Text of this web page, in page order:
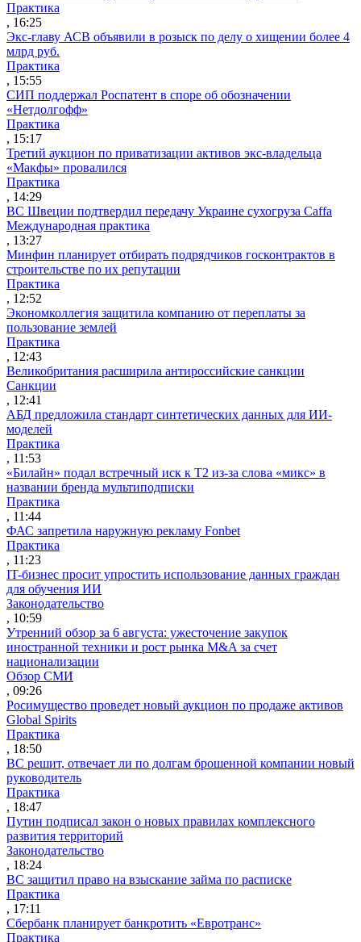
Практика
, 16:25
Экс-главу АСВ объявили в розыск по делу о хищении более 4
млрд руб.
Практика
, 15:55
СИП поддержал Роспатент в споре об обозначении
«Нетдолгофф»
Практика
, 15:17
Третий аукцион по приватизации активов экс-владельца
«Макфы» провалился
Практика
, 14:29
ВС Швеции подтвердил передачу Украине сухогруза Caffa
Международная практика
, 13:27
Минфин планирует отбирать подрядчиков госконтрактов в
строительстве по их репутации
Практика
, 12:52
Экономколлегия защитила компанию от переплаты за
пользование землей
Практика
, 12:43
Великобритания расширила антироссийские санкции
Санкции
, 12:41
АБД предложила стандарт синтетических данных для ИИ-
моделей
Практика
, 11:53
«Билайн» подал встречный иск к Т2 из-за слова «микс» в
названии бренда мультиподписки
Практика
, 11:44
ФАС запретила наружную рекламу Fonbet
Практика
, 11:23
IT-бизнес просит упростить использование данных граждан
для обучения ИИ
Законодательство
, 10:59
Утренний обзор за 6 августа: ужесточение закупок
иностранной техники и рост рынка M&A за счет
национализации
Обзор СМИ
, 09:26
Росимущество проведет новый аукцион по продаже активов
Global Spirits
Практика
, 18:50
ВС решит, отвечает ли по долгам брошенной компании новый
руководитель
Практика
, 18:47
Путин подписал закон о новых правилах комплексного
развития территорий
Законодательство
, 18:24
ВС защитил право на взыскание займа по расписке
Практика
, 17:11
Сбербанк планирует банкротить «Евротранс»
Практика